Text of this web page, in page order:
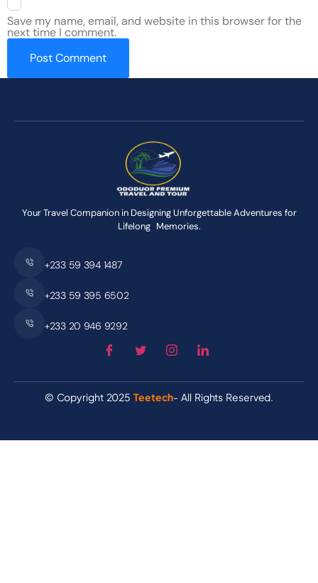
Save my name, email, and website in this browser for the
next time I comment.
Your Travel Companion in Designing Unforgettable Adventures for
Lifelong Memories.
+233 59 394 1487
+233 59 395 6502
+233 20 946 9292
© Copyright 2025Teetech- All Rights Reserved.